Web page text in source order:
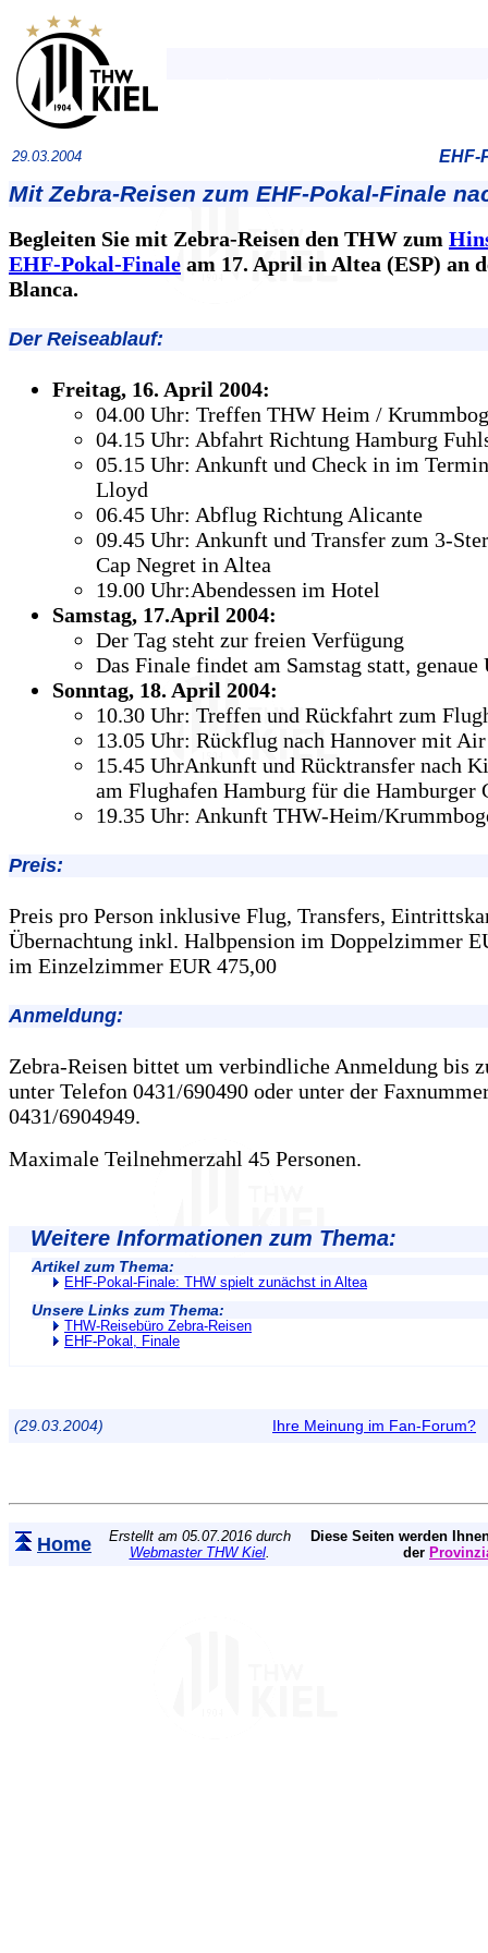
29.03.2004 EHF-
Mit Zebra-Reisen zum EHF-Pokal-Finale
Begleiten Sie mit Zebra-Reisen den THW zum
EHF-Pokal-Finale am 17. April in Altea (ESP) an
Blanca.
Der Reiseablauf:
Freitag, 16. April 2004:
04.00 Uhr: Treffen THW Heim /
04.15 Uhr: Abfahrt Richtung Hamburg
05.15 Uhr: Ankunft und Check in im
Lloyd
06.45 Uhr: Abflug Richtung Alicante
09.45 Uhr: Ankunft und Transfer zum 3-
Cap Negret in Altea
19.00 Uhr:Abendessen im Hotel
Samstag, 17.April 2004:
Der Tag steht zur freien Verfügung
Das Finale findet am Samstag statt,
Sonntag, 18. April 2004:
10.30 Uhr: Treffen und Rückfahrt zum
13.05 Uhr: Rückflug nach Hannover mit
15.45 UhrAnkunft und Rücktransfer nach
am Flughafen Hamburg für die Hamburger
19.35 Uhr: Ankunft THW-Heim/
Preis:
Preis pro Person inklusive Flug, Transfers,
Übernachtung inkl. Halbpension im Doppelzimmer
im Einzelzimmer EUR 475,00
Anmeldung:
Zebra-Reisen bittet um verbindliche Anmeldung bis
unter Telefon 0431/690490 oder unter der
0431/6904949.
Maximale Teilnehmerzahl 45 Personen.
Weitere Informationen zum Thema:
Artikel zum Thema:
EHF-Pokal-Finale: THW spielt zunächst in Altea
Unsere Links zum Thema:
THW-Reisebüro Zebra-Reisen
EHF-Pokal, Finale
(29.03.2004) Ihre Meinung im Fan-Forum?
Home
Erstellt am 05.07.2016 durch
Webmaster THW Kiel.
Diese Seiten werden
der